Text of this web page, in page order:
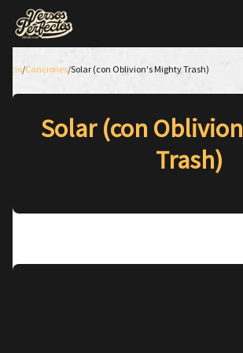
Inicio/Canciones/Solar (con Oblivion's Mighty Trash)
Solar (con
Trash)